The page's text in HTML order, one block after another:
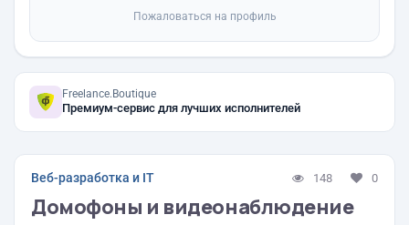
Пожаловаться на профиль
Freelance.Boutique
Премиум-сервис для лучших исполнителей
Веб-разработка и IT 148 0
Домофоны и видеонаблюдение